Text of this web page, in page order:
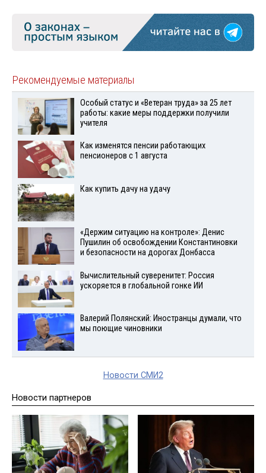
Рекомендуемые материалы
Особый статус и «Ветеран труда» за 25 лет
работы: какие меры поддержки получили
учителя
Как изменятся пенсии работающих
пенсионеров с 1 августа
Как купить дачу на удачу
«Держим ситуацию на контроле»: Денис
Пушилин об освобождении Константиновки
и безопасности на дорогах Донбасса
Вычислительный суверенитет: Россия
ускоряется в глобальной гонке ИИ
Валерий Полянский: Иностранцы думали, что
мы поющие чиновники
Новости СМИ2
Новости партнеров